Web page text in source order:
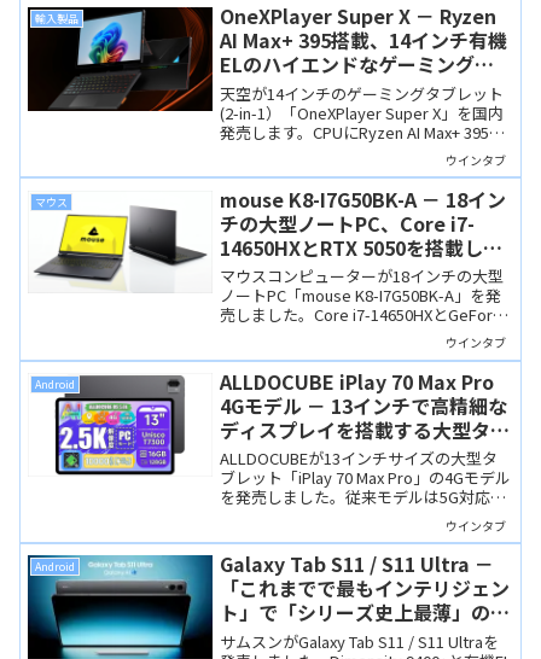
輸入製品
OneXPlayer Super X － Ryzen
AI Max+ 395搭載、14インチ有機
ELのハイエンドなゲーミングタ
ブレット (2-in-1)、水冷にも対応
天空が14インチのゲーミングタブレット
(2-in-1）「OneXPlayer Super X」を国内
発売します。CPUにRyzen AI Max+ 395を
搭載し、ディスプレイは高品質な有機
EL、さらに「水冷ボックス」にも対応し
ウインタブ
マウス
mouse K8-I7G50BK-A － 18イン
チの大型ノートPC、Core i7-
14650HXとRTX 5050を搭載し、
仕事もクリエイティブも快適にこ
なせます
マウスコンピューターが18インチの大型
ノートPC「mouse K8-I7G50BK-A」を発
売しました。Core i7-14650HXとGeForce
RTX 5050を搭載し、ビジネスはもちろん
画像・動画編集やゲームも快適にこなせ
ます。
ウインタブ
Android
ALLDOCUBE iPlay 70 Max Pro
4Gモデル － 13インチで高精細な
ディスプレイを搭載する大型タブ
レット、4月30日からセール予定
ALLDOCUBEが13インチサイズの大型タ
ブレット「iPlay 70 Max Pro」の4Gモデル
を発売しました。従来モデルは5G対応し
ていましたが、5G非対応とすることによ
り価格を低く抑えています。また、OSも
Android 16ベースとなりました。
ウインタブ
Android
Galaxy Tab S11 / S11 Ultra －
「これまでで最もインテリジェン
ト」で「シリーズ史上最薄」のフ
ラッグシップAIタブレット
サムスンがGalaxy Tab S11 / S11 Ultraを